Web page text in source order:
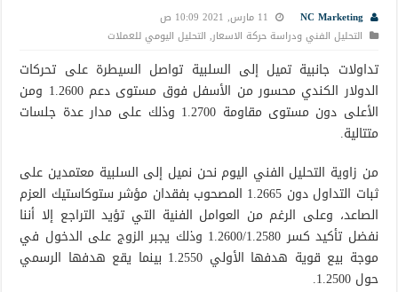
NC Marketing
11 مارس, 2021 10:09 ص
التحليل الفني ودراسة حركة الاسعار, التحليل اليومي للعملات
تداولات جانبية تميل إلى السلبية تواصل السيطرة على تحركات
الدولار الكندي محسور من الأسفل فوق مستوى دعم 1.2600 ومن
الأعلى دون مستوى مقاومة 1.2700 وذلك على مدار عدة جلسات
متتالية.
من زاوية التحليل الفني اليوم نحن نميل إلى السلبية معتمدين على
ثبات التداول دون 1.2665 المصحوب بفقدان مؤشر ستوكاستيك العزم
الصاعد، وعلى الرغم من العوامل الفنية التي تؤيد التراجع إلا أننا
نفضل تأكيد كسر 1.2600/1.2580 وذلك يجبر الزوج على الدخول في
موجة بيع قوية هدفها الأولي 1.2550 بينما يقع هدفها الرسمي
حول 1.2500.